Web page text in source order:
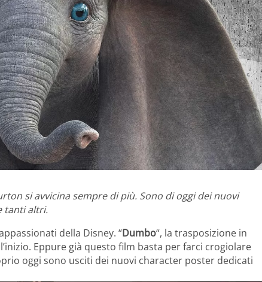
si avvicina sempre di più. Sono di oggi dei nuovi
tanti altri.
della Disney. “Dumbo“, la trasposizione in
Eppure già questo film basta per farci crogiolare
oggi sono usciti dei nuovi character poster dedicati